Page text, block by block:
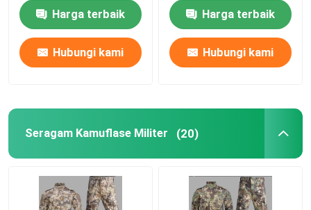
Harga terbaik
Hubungi kami
Harga terbaik
Hubungi kami
Seragam Kamuflase Militer (20)